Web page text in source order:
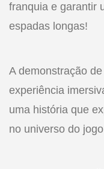
franquia e garantir
espadas longas!
A demonstração de
experiência
uma história que
no universo do